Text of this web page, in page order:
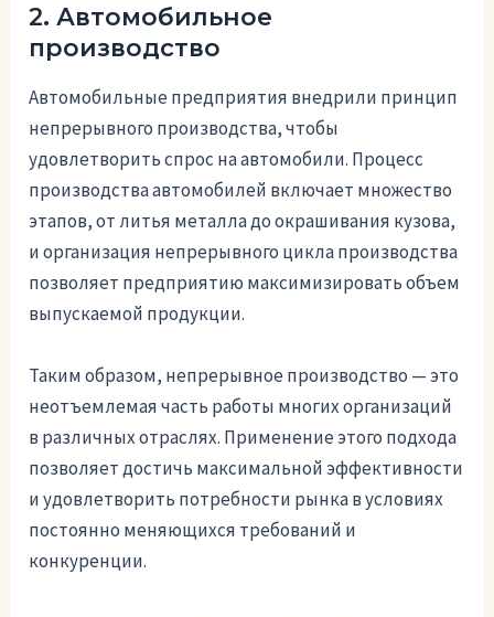
2. Автомобильное
производство
Автомобильные предприятия внедрили принцип
непрерывного производства, чтобы
удовлетворить спрос на автомобили. Процесс
производства автомобилей включает множество
этапов, от литья металла до окрашивания кузова,
и организация непрерывного цикла производства
позволяет предприятию максимизировать объем
выпускаемой продукции.
Таким образом, непрерывное производство — это
неотъемлемая часть работы многих организаций
в различных отраслях. Применение этого подхода
позволяет достичь максимальной эффективности
и удовлетворить потребности рынка в условиях
постоянно меняющихся требований и
конкуренции.